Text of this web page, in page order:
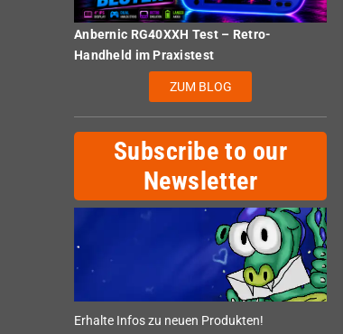
Anbernic RG40XXH Test – Retro-
Handheld im Praxistest
ZUM BLOG
Subscribe to our
Newsletter
Erhalte Infos zu neuen Produkten!